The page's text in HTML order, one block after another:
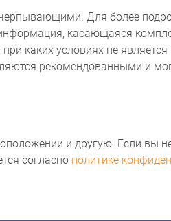
Для более
касающаяся
каких условиях не
рекомендованными и
и другую. Если вы
согласно политике